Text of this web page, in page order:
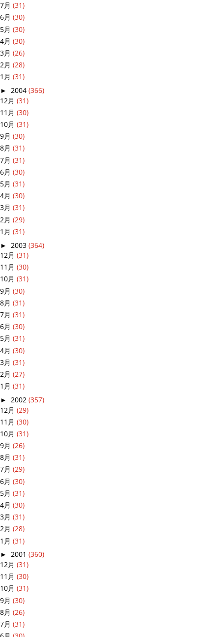
7月 (31)
6月 (30)
5月 (30)
4月 (30)
3月 (26)
2月 (28)
1月 (31)
► 2004 (366)
12月 (31)
11月 (30)
10月 (31)
9月 (30)
8月 (31)
7月 (31)
6月 (30)
5月 (31)
4月 (30)
3月 (31)
2月 (29)
1月 (31)
► 2003 (364)
12月 (31)
11月 (30)
10月 (31)
9月 (30)
8月 (31)
7月 (31)
6月 (30)
5月 (31)
4月 (30)
3月 (31)
2月 (27)
1月 (31)
► 2002 (357)
12月 (29)
11月 (30)
10月 (31)
9月 (26)
8月 (31)
7月 (29)
6月 (30)
5月 (31)
4月 (30)
3月 (31)
2月 (28)
1月 (31)
► 2001 (360)
12月 (31)
11月 (30)
10月 (31)
9月 (30)
8月 (26)
7月 (31)